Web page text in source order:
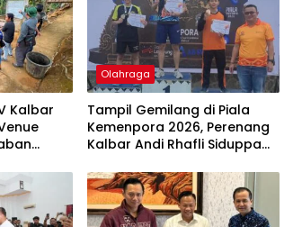
Kalbar
Olahraga
Tampil Gemilang di Piala
Kemenpora 2026, Perenang
Kalbar Andi Rhafli Siduppa
Gelar Perenang Terbaik